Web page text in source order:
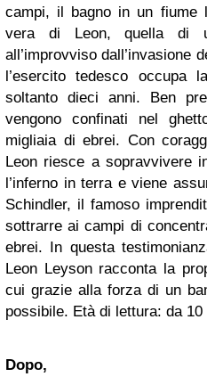
campi, il bagno in un fiume
vera di Leon, quella di
all’improvviso dall’invasione
l’esercito tedesco occupa
soltanto dieci anni. Ben
vengono confinati nel
migliaia di ebrei. Con
Leon riesce a sopravvivere
l’inferno in terra e viene
Schindler, il famoso
sottrarre ai campi di
ebrei. In questa
Leon Leyson racconta la
cui grazie alla forza di un
possibile. Età di lettura: da 10
Dopo,